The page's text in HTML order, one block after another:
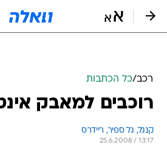
רכב/כל הכתבות
רוכבים למאבק
קנגל, גל ספיר, ריידרס
25.6.2008 / 13:17